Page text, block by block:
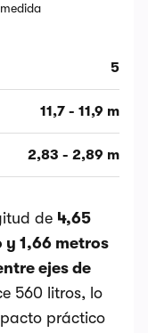
5
11,7 - 11,9 m
2,83 - 2,89 m
de 4,65
y 1,66 metros
ejes de
560 litros, lo
práctico